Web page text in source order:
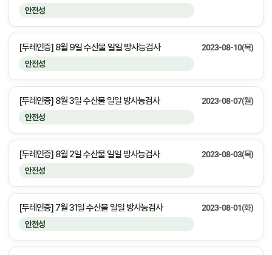
안전성
안전성
[두레인증] 8월 9일 수산물 일일 방사능검사 2023-08-10(목)
안전성
[두레인증] 8월 3일 수산물 일일 방사능검사 2023-08-07(월)
안전성
[두레인증] 8월 2일 수산물 일일 방사능검사 2023-08-03(목)
안전성
[두레인증] 7월 31일 수산물 일일 방사능검사 2023-08-01(화)